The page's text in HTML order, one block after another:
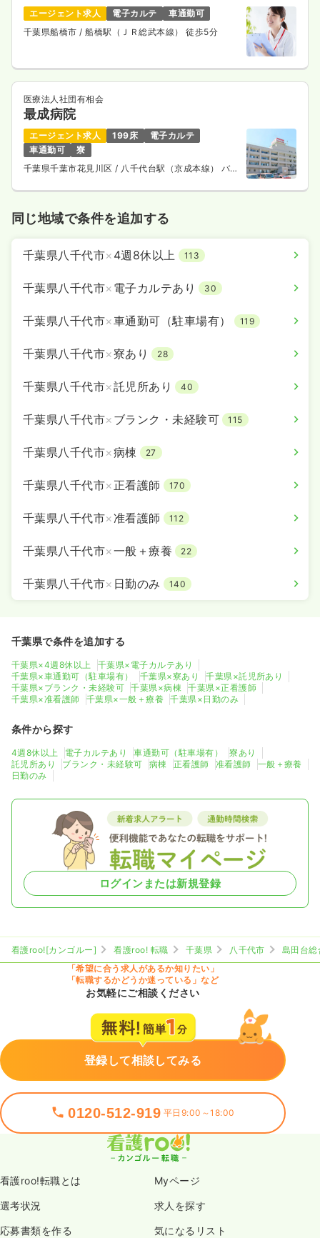
エージェント求人 電子カルテ
車通勤可
千葉県船橋市/ 船橋駅（ＪＲ総武本線） 徒歩5分
医療法人社団有相会
最成病院
エージェント求人 199床
電子カルテ
車通勤可
寮
千葉県千葉市花見川区/ 八千代台駅（京成本線） バス
同じ地域で条件を追加する
千葉県八千代市× 4週8休以上 113
千葉県八千代市× 電子カルテあり 30
千葉県八千代市×車通勤可（駐車場有） 119
千葉県八千代市×寮あり 28
千葉県八千代市×託児所あり 40
千葉県八千代市× ブランク・未経験可 115
千葉県八千代市×病棟 27
千葉県八千代市× 正看護師 170
千葉県八千代市×准看護師 112
千葉県八千代市×一般＋療養 22
千葉県八千代市× 日勤のみ 140
千葉県で条件を追加する
千葉県×4週8休以上
千葉県×電子カルテあり
千葉県×車通勤可（駐車場有）
千葉県×寮あり
千葉県×託児所あり
千葉県×ブランク・未経験可
千葉県×病棟
千葉県×正看護師
千葉県×准看護師
千葉県×一般＋療養 千葉県×日勤のみ
条件から探す
4週8休以上 電子カルテあり 車通勤可（駐車場有）
寮あり
託児所あり
ブランク・未経験可 病棟 正看護師 准看護師
一般＋療養
日勤のみ
ログインまたは新規登録
看護roo![カンゴルー] 看護roo! 転職 千葉県 八千代市
島田台総
「希望に合う求人があるか知りたい」
「転職するかどうか迷っている」など
お気軽にご相談ください
登録して相談してみる
0120-512-919 平日9:00～18:00
看護roo!転職とは Myページ
選考状況 求人を探す
応募書類を作る 気になるリスト